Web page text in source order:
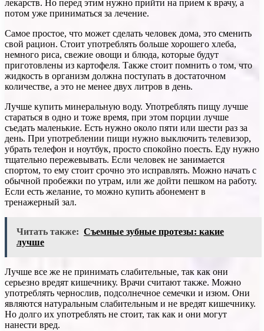
лекарств. Но перед этим нужно прийти на прием к врачу, а
потом уже приниматься за лечение.
Самое простое, что может сделать человек дома, это сменить
свой рацион. Стоит употреблять больше хорошего хлеба,
немного риса, свежие овощи и блюда, которые будут
приготовлены из картофеля. Также стоит помнить о том, что
жидкость в организм должна поступать в достаточном
количестве, а это не менее двух литров в день.
Лучше купить минеральную воду. Употреблять пищу лучше
стараться в одно и тоже время, при этом порции лучше
съедать маленькие. Есть нужно около пяти или шести раз за
день. При употреблении пищи нужно выключить телевизор,
убрать телефон и ноутбук, просто спокойно поесть. Еду нужно
тщательно пережевывать. Если человек не занимается
спортом, то ему стоит срочно это исправлять. Можно начать с
обычной пробежки по утрам, или же дойти пешком на работу.
Если есть желание, то можно купить абонемент в
тренажерный зал.
Читать также: Съемные зубные протезы: какие
лучше
Лучше все же не принимать слабительные, так как они
серьезно вредят кишечнику. Врачи считают также. Можно
употреблять чернослив, подсолнечное семечки и изюм. Они
являются натуральным слабительным и не вредят кишечнику.
Но долго их употреблять не стоит, так как и они могут
нанести вред.